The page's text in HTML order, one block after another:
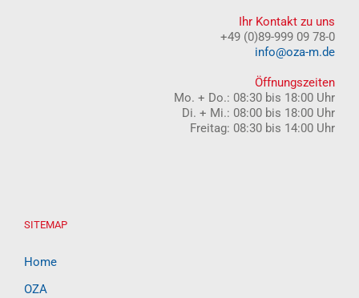
Ihr Kontakt zu uns
+49 (0)89-999 09 78-0
info@oza-m.de
Öffnungszeiten
Mo. + Do.: 08:30 bis 18:00 Uhr
Di. + Mi.: 08:00 bis 18:00 Uhr
Freitag: 08:30 bis 14:00 Uhr
SITEMAP
Home
OZA